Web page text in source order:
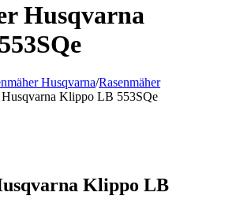
Husqvarna
Husqvarna/Rasenmäher
Klippo LB 553SQe
Klippo LB